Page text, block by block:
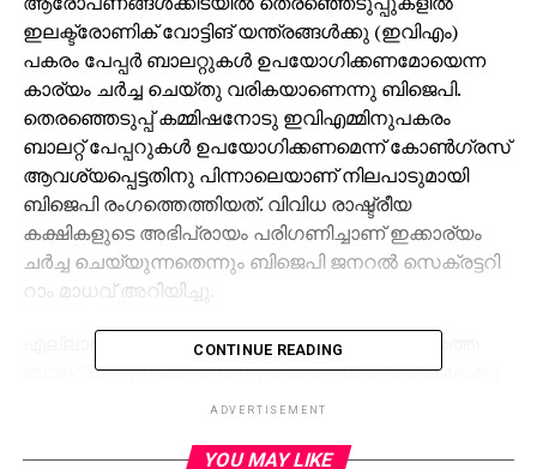
ഇലക്ട്രോണിക് വോട്ടിങ് യന്ത്രങ്ങള്‍ക്കു (ഇവിഎം)
പകരം പേപ്പര്‍ ബാലറ്റുകള്‍ ഉപയോഗിക്കണമോയെന്ന
കാര്യം ചര്‍ച്ച ചെയ്തു വരികയാണെന്നു ബിജെപി.
തെരഞ്ഞെടുപ്പ് കമ്മിഷനോടു ഇവിഎമ്മിനുപകരം
ബാലറ്റ് പേപ്പറുകള്‍ ഉപയോഗിക്കണമെന്ന് കോണ്‍ഗ്രസ്
ആവശ്യപ്പെട്ടതിനു പിന്നാലെയാണ് നിലപാടുമായി
ബിജെപി രംഗത്തെത്തിയത്. വിവിധ രാഷ്ട്രീയ
കക്ഷികളുടെ അഭിപ്രായം പരിഗണിച്ചാണ് ഇക്കാര്യം
ചര്‍ച്ച ചെയ്യുന്നതെന്നും ബിജെപി ജനറല്‍ സെക്രട്ടറി
റാം മാധവ് അറിയിച്ചു.
എല്ലാവരുടേയും പിന്തുണയോടെയാണു നേരത്തെ
ബാലറ്റ് പേപ്പറുകളില്‍നിന്നു വോട്ടിങ് യന്ത്രങ്ങളിലേക്കു
മാറുന്ന കാര്യം തീരുമാനിച്ചത്. എന്നാലിപ്പോള്‍ ബാലറ്റ്
കക്ഷികള്‍ ആവശ്യപ്പെടുന്നത്. ചര്‍ച്ചകള്‍ക്കു ശേഷം
CONTINUE READING
ADVERTISEMENT
YOU MAY LIKE